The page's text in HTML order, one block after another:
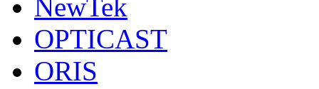
NewTek
OPTICAST
ORIS